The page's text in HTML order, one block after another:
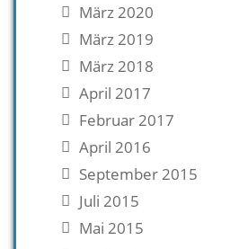
März 2020
März 2019
März 2018
April 2017
Februar 2017
April 2016
September 2015
Juli 2015
Mai 2015